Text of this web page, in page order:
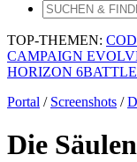
TOP-THEMEN:
CAMPAIGN
HORIZON 6
Portal / Screenshots /
Die